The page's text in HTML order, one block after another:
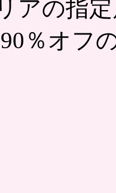
アの指
％オフ